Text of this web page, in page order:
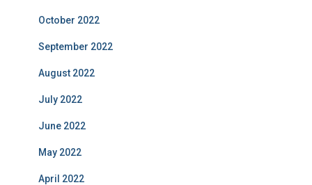
October 2022
September 2022
August 2022
July 2022
June 2022
May 2022
April 2022